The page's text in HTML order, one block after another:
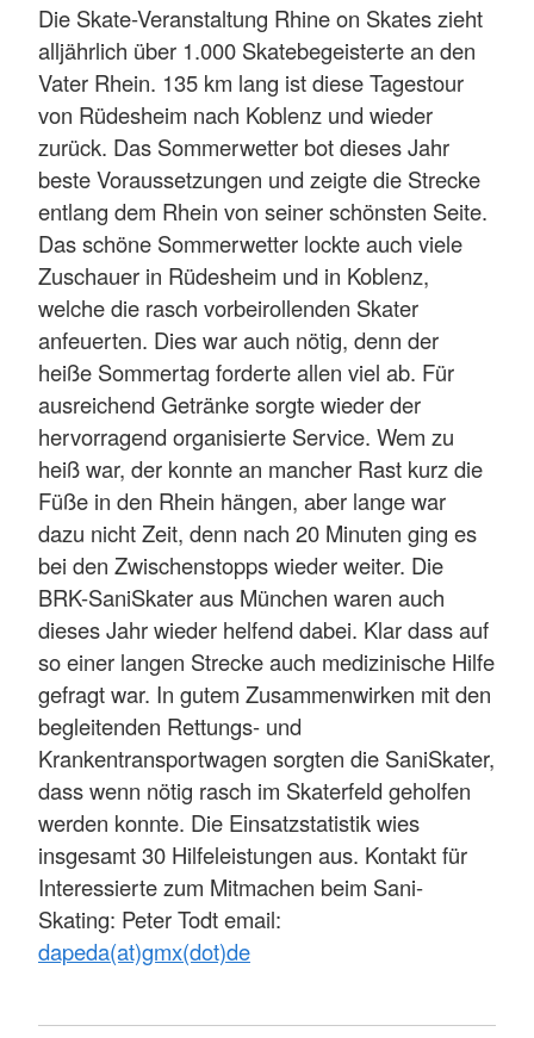
Die Skate-Veranstaltung Rhine on Skates zieht
alljährlich über 1.000 Skatebegeisterte an den
Vater Rhein. 135 km lang ist diese Tagestour
von Rüdesheim nach Koblenz und wieder
zurück. Das Sommerwetter bot dieses Jahr
beste Voraussetzungen und zeigte die Strecke
entlang dem Rhein von seiner schönsten Seite.
Das schöne Sommerwetter lockte auch viele
Zuschauer in Rüdesheim und in Koblenz,
welche die rasch vorbeirollenden Skater
anfeuerten. Dies war auch nötig, denn der
heiße Sommertag forderte allen viel ab. Für
ausreichend Getränke sorgte wieder der
hervorragend organisierte Service. Wem zu
heiß war, der konnte an mancher Rast kurz die
Füße in den Rhein hängen, aber lange war
dazu nicht Zeit, denn nach 20 Minuten ging es
bei den Zwischenstopps wieder weiter. Die
BRK-SaniSkater aus München waren auch
dieses Jahr wieder helfend dabei. Klar dass auf
so einer langen Strecke auch medizinische Hilfe
gefragt war. In gutem Zusammenwirken mit den
begleitenden Rettungs- und
Krankentransportwagen sorgten die SaniSkater,
dass wenn nötig rasch im Skaterfeld geholfen
werden konnte. Die Einsatzstatistik wies
insgesamt 30 Hilfeleistungen aus. Kontakt für
Interessierte zum Mitmachen beim Sani-
Skating: PeterTodtemail:
dapeda(at)gmx(dot)de